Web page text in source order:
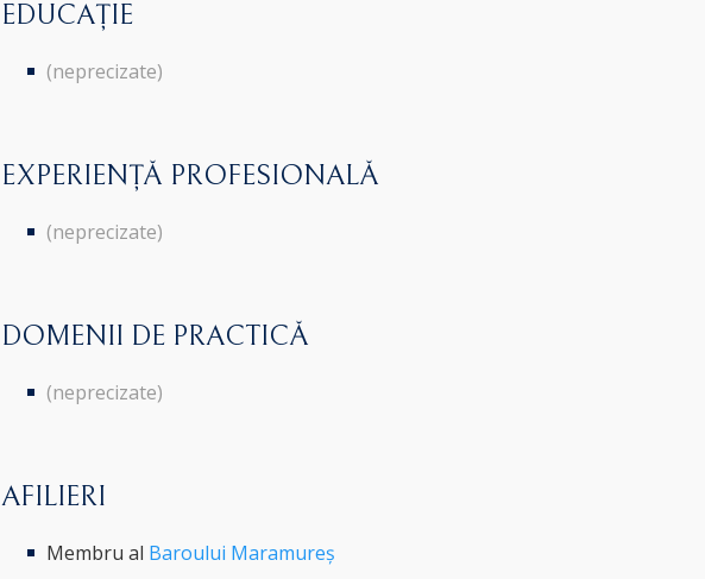
EDUCAȚIE
(neprecizate)
EXPERIENȚĂ PROFESIONALĂ
(neprecizate)
DOMENII DE PRACTICĂ
(neprecizate)
AFILIERI
Membru al Baroului Maramureș